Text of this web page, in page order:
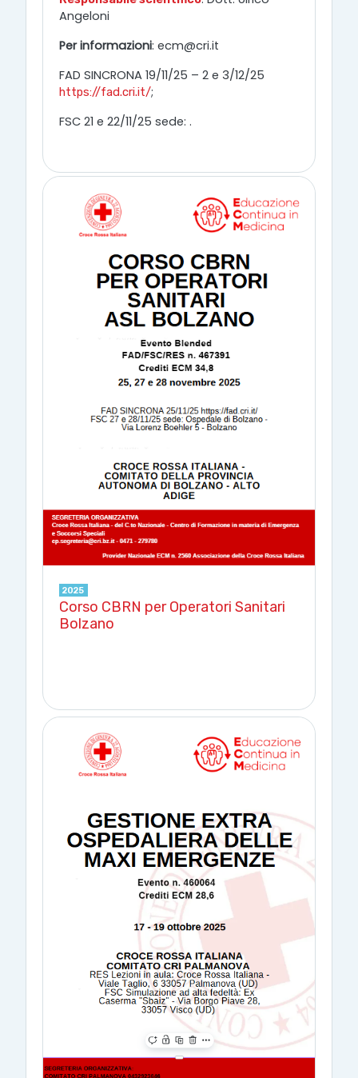
Angeloni
Per informazioni: ecm@cri.it
FAD SINCRONA 19/11/25 – 2 e 3/12/25
https://fad.cri.it/;
FSC 21 e 22/11/25 sede: .
2025
Corso CBRN per Operatori Sanitari
Bolzano